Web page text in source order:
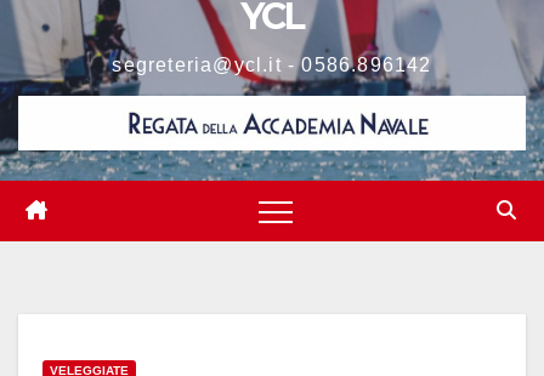
YCL
segreteria@ycl.it - 0586.896142
VELEGGIATE